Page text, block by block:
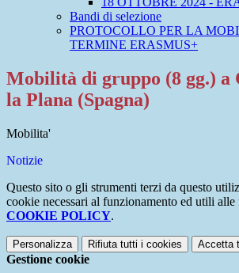
Bandi di selezione
PROTOCOLLO PER LA
TERMINE ERASMUS+
Mobilità di gruppo (8 gg.) a
la Plana (Spagna)
Mobilita'
Notizie
Questo sito o gli strumenti terzi da questo
cookie necessari al funzionamento ed utili
COOKIE POLICY.
Personalizza Rifiuta tutti i cookies Accetta
Gestione cookie